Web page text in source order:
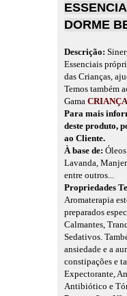
DORME
Descrição:
Essenciais
das Crianças,
Temos também
Gama
Para mais
deste produto,
ao Cliente.
À base de:
Lavanda,
entre outros...
Propriedades
Aromaterapia
preparados
Calmantes,
Sedativos.
ansiedade e a
constipações e
Expectorante,
Antibiótico e